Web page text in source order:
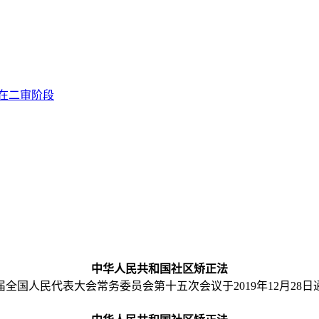
二审阶段
中华人民共和国社区矫正法
人民代表大会常务委员会第十五次会议于2019年12月28日